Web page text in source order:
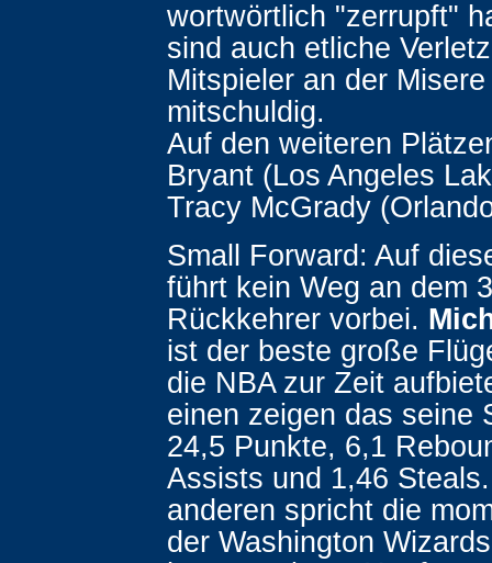
wortwörtlich "zerrupft"
sind auch etliche
Mitspieler an der
mitschuldig.
Auf den weiteren
Bryant (Los Angeles
Tracy McGrady
Small Forward: Auf
führt kein Weg an dem
Rückkehrer vorbei.
ist der beste große
die NBA zur Zeit
einen zeigen das seine
24,5 Punkte, 6,1
Assists und 1,46
anderen spricht die
der Washington